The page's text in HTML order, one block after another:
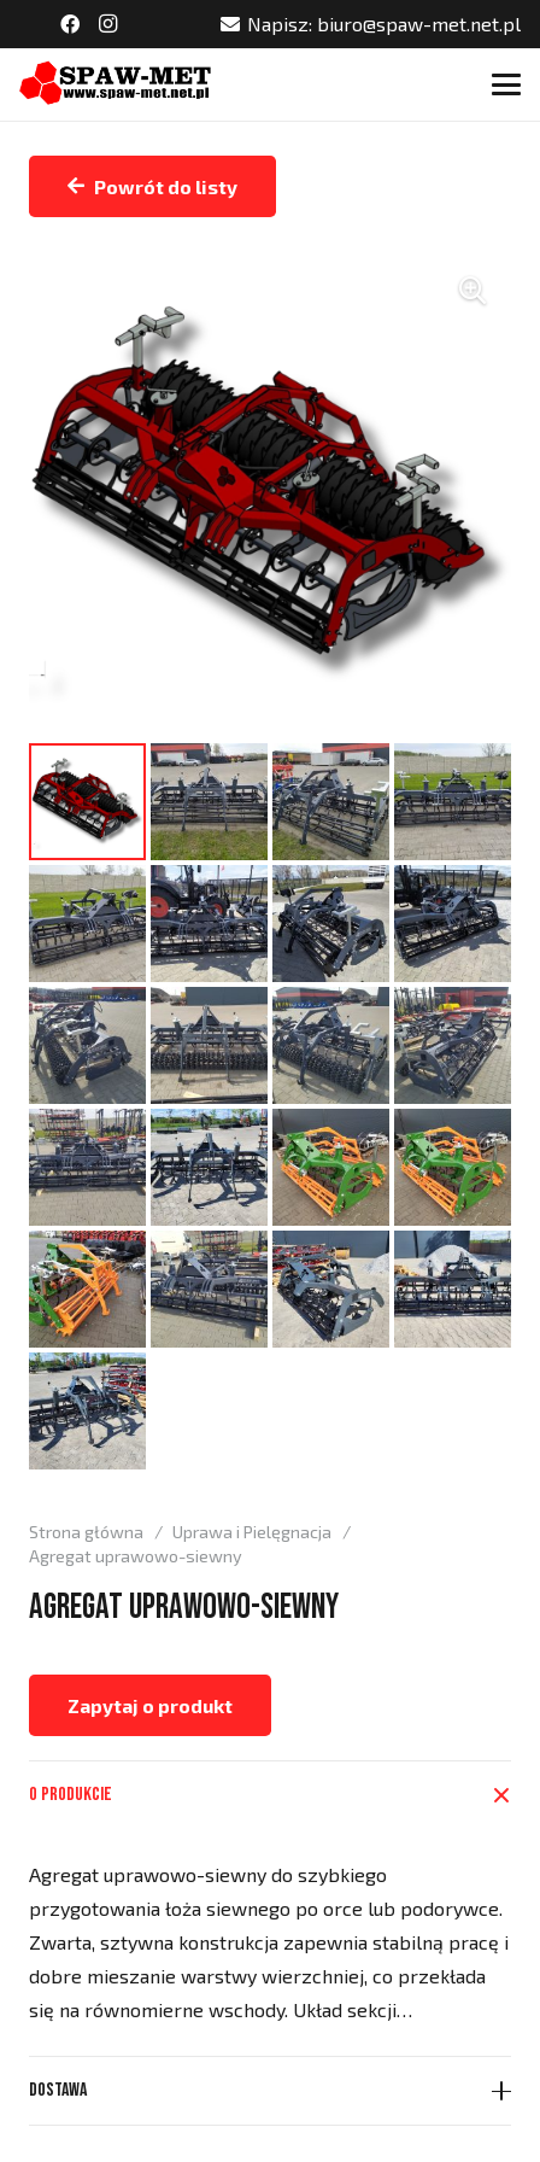
Napisz: biuro@spaw-met.net.pl
Powrót do listy
Strona główna / Uprawa i Pielęgnacja
/
Agregat uprawowo-siewny
Agregat uprawowo-siewny
Zapytaj o produkt
O produkcie
Agregat uprawowo-siewny do szybkiego
przygotowania łoża siewnego po orce lub podorywce.
Zwarta, sztywna konstrukcja zapewnia stabilną pracę i
dobre mieszanie warstwy wierzchniej, co przekłada
się na równomierne wschody. Układ sekcji…
Dostawa